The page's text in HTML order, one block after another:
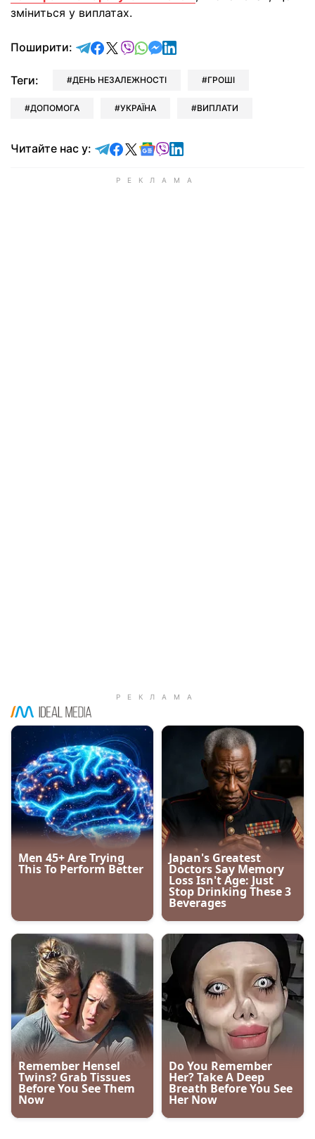
зміниться у виплатах.
Поширити: відправити у Telegram
поділитись у Facebook
поділитись у X
відправити у Viber
відправити у Whatsapp
відправити у Messenger
відправити у LinkedIn
Теги: ДЕНЬ НЕЗАЛЕЖНОСТІ ГРОШІ
ДОПОМОГА УКРАЇНА ВИПЛАТИ
Читайте нас у: Читайте у Telegram
Читайте у Facebook
Читайте у X
Читайте у Google news
Читайте у Viber
Читайте у LinkedIn